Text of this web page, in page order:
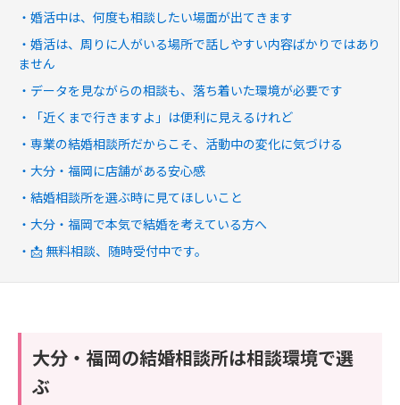
婚活中は、何度も相談したい場面が出てきます
婚活は、周りに人がいる場所で話しやすい内容ばかりではあり
ません
データを見ながらの相談も、落ち着いた環境が必要です
「近くまで行きますよ」は便利に見えるけれど
専業の結婚相談所だからこそ、活動中の変化に気づける
大分・福岡に店舗がある安心感
結婚相談所を選ぶ時に見てほしいこと
大分・福岡で本気で結婚を考えている方へ
📩 無料相談、随時受付中です。
大分・福岡の結婚相談所は相談環境で選
ぶ